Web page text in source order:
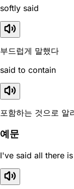
softly said
부드럽게 말했다
said to contain
포함하는 것으로 알
예문
I've said all there